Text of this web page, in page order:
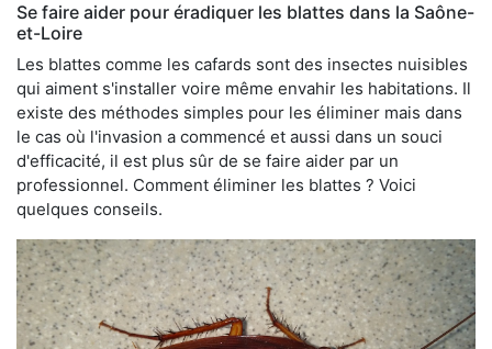
Se faire aider pour éradiquer les blattes dans la Saône-
et-Loire
Les blattes comme les cafards sont des insectes nuisibles
qui aiment s'installer voire même envahir les habitations. Il
existe des méthodes simples pour les éliminer mais dans
le cas où l'invasion a commencé et aussi dans un souci
d'efficacité, il est plus sûr de se faire aider par un
professionnel. Comment éliminer les blattes ? Voici
quelques conseils.